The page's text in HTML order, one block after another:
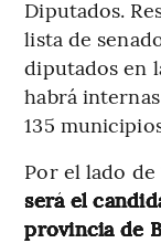
Diputados.
lista de
diputados en
habrá
135
Por el lado de
será el
provincia de